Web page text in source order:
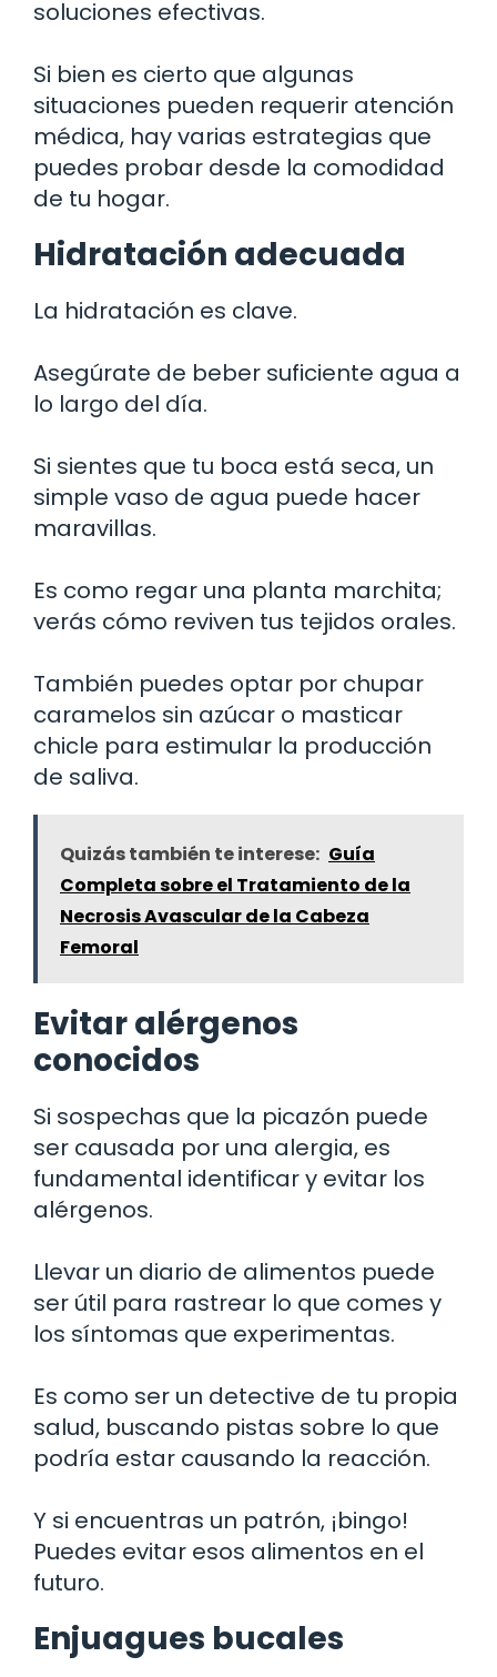
soluciones efectivas.
Si bien es cierto que algunas
situaciones pueden requerir atención
médica, hay varias estrategias que
puedes probar desde la comodidad
de tu hogar.
Hidratación adecuada
La hidratación es clave.
Asegúrate de beber suficiente agua a
lo largo del día.
Si sientes que tu boca está seca, un
simple vaso de agua puede hacer
maravillas.
Es como regar una planta marchita;
verás cómo reviven tus tejidos orales.
También puedes optar por chupar
caramelos sin azúcar o masticar
chicle para estimular la producción
de saliva.
Quizás también te interese: Guía
Completa sobre el Tratamiento de la
Necrosis Avascular de la Cabeza
Femoral
Evitar alérgenos
conocidos
Si sospechas que la picazón puede
ser causada por una alergia, es
fundamental identificar y evitar los
alérgenos.
Llevar un diario de alimentos puede
ser útil para rastrear lo que comes y
los síntomas que experimentas.
Es como ser un detective de tu propia
salud, buscando pistas sobre lo que
podría estar causando la reacción.
Y si encuentras un patrón, ¡bingo!
Puedes evitar esos alimentos en el
futuro.
Enjuagues bucales